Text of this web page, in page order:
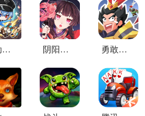
五一郎、早门炭治郎、我的妻子善
的宽容；
心动防线 阴阳师华为版 勇敢幻想